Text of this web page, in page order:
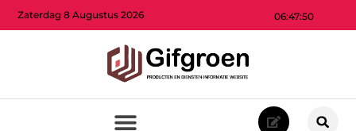
06:47:52
Zaterdag 8 Augustus 2026